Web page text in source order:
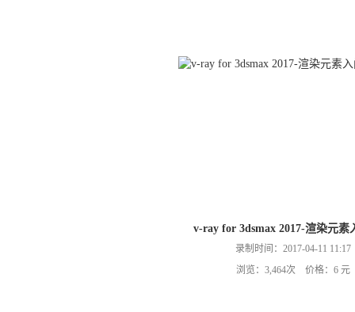
v-ray for 3dsmax 2017-渲染元素
录制时间：2017-04-11 11:17
浏览：3,464次 价格：6 元